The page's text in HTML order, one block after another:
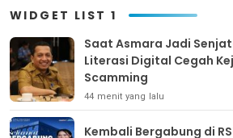
WIDGET LIST 1
Saat Asmara Jadi
Literasi Digital Cegah
Scamming
44 menit yang lalu
Kembali Bergabung di